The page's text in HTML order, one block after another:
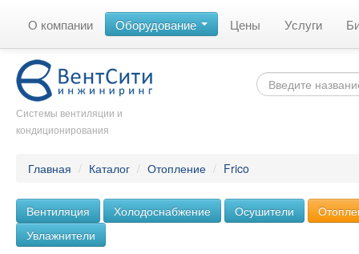
О компании Оборудование Цены Услуги
Системы вентиляции и
кондиционирования
Главная / Каталог / Отопление / Frico
Вентиляция Холодоснабжение Осушители
Увлажнители